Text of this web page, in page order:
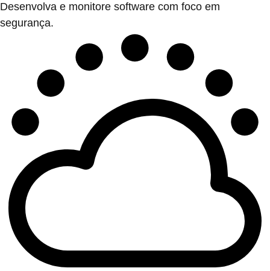
Desenvolva e monitore software com foco em
segurança.